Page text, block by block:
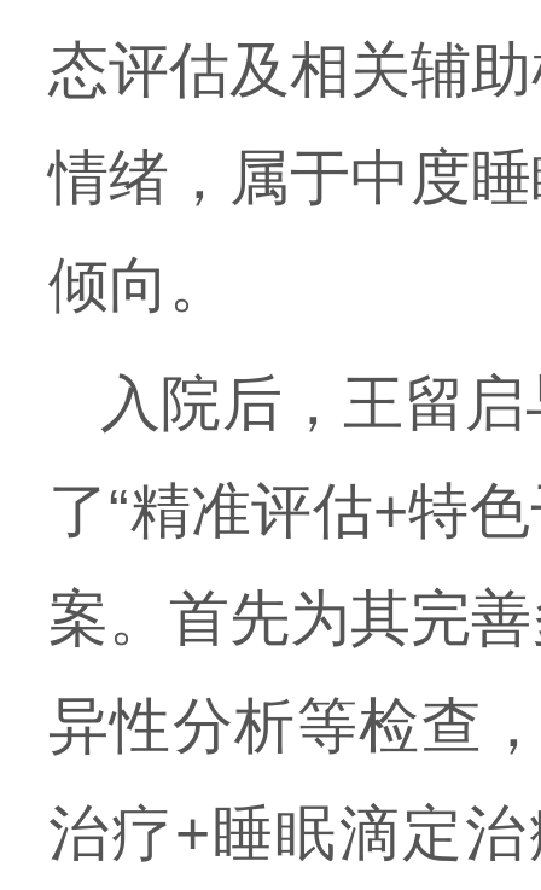
态评估及相关辅
情绪，属于中度
倾向。
入院后，王留
了“精准评估+特
案。首先为其完
异性分析等检查
治疗+睡眠滴定